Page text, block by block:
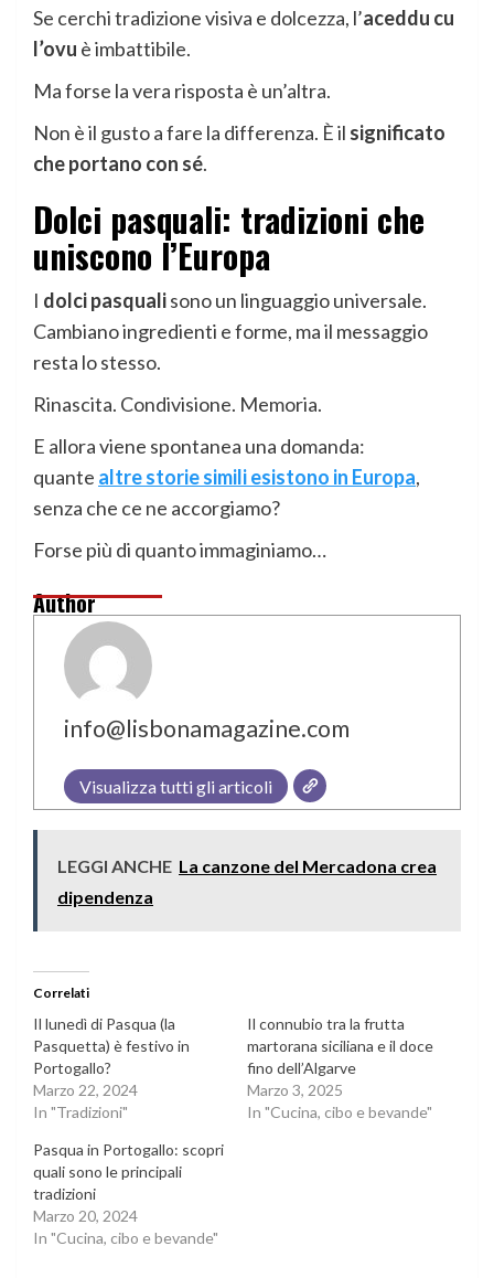
Se cerchi tradizione visiva e dolcezza, l’aceddu cu
l’ovu è imbattibile.
Ma forse la vera risposta è un’altra.
Non è il gusto a fare la differenza. È il significato
che portano con sé.
Dolci pasquali: tradizioni che
uniscono l’Europa
I dolci pasqualisono un linguaggio universale.
Cambiano ingredienti e forme, ma il messaggio
resta lo stesso.
Rinascita. Condivisione. Memoria.
E allora viene spontanea una domanda:
quante altre storie simili esistono in Europa,
senza che ce ne accorgiamo?
Forse più di quanto immaginiamo…
Author
info@lisbonamagazine.com
Visualizza tutti gli articoli
LEGGI ANCHE La canzone del Mercadona crea
dipendenza
Correlati
Il lunedì di Pasqua (la
Pasquetta) è festivo in
Portogallo?
Marzo 22, 2024
In "Tradizioni"
Il connubio tra la frutta
martorana siciliana e il doce
fino dell’Algarve
Marzo 3, 2025
In "Cucina, cibo e bevande"
Pasqua in Portogallo: scopri
quali sono le principali
tradizioni
Marzo 20, 2024
In "Cucina, cibo e bevande"